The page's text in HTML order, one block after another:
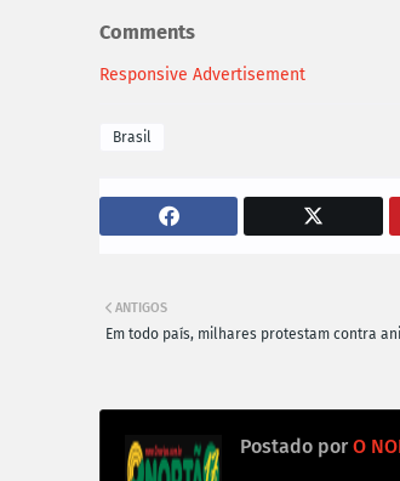
Comments
Responsive Advertisement
Brasil
ANTIGOS
Em todo país, milhares protestam contra
Postado por O